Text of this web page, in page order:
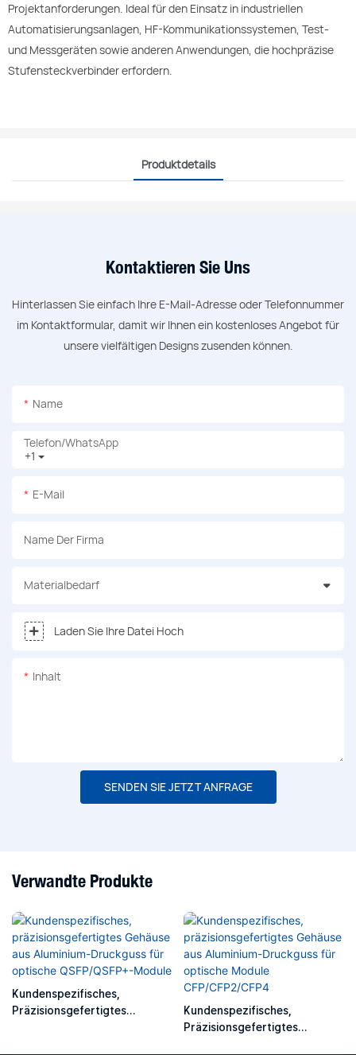
Projektanforderungen. Ideal für den Einsatz in industriellen
Automatisierungsanlagen, HF-Kommunikationssystemen, Test-
und Messgeräten sowie anderen Anwendungen, die hochpräzise
Stufensteckverbinder erfordern.
Produktdetails
Kontaktieren Sie Uns
Hinterlassen Sie einfach Ihre E-Mail-Adresse oder Telefonnummer
im Kontaktformular, damit wir Ihnen ein kostenloses Angebot für
unsere vielfältigen Designs zusenden können.
Name
+1
Telefon/WhatsApp
E-Mail
Name Der Firma
Materialbedarf
Laden Sie Ihre Datei Hoch
Inhalt
SENDEN SIE JETZT ANFRAGE
Verwandte Produkte
Kundenspezifisches,
Präzisionsgefertigtes
Kundenspezifisches,
Präzisionsgefertigtes